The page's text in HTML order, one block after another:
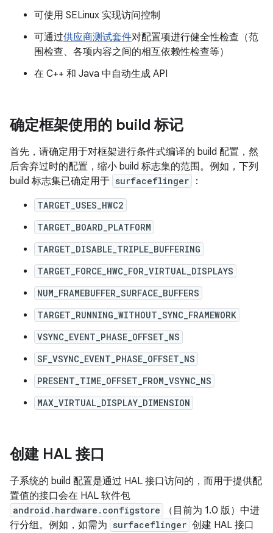
可使用 SELinux 实现访问控制
可通过供应商测试套件对配置项进行健全性检查（范
围检查、各项内容之间的相互依赖性检查等）
在 C++ 和 Java 中自动生成 API
确定框架使用的 build 标记
首先，请确定用于对框架进行条件式编译的 build 配置，然
后舍弃过时的配置，缩小 build 标志集的范围。例如，下列
build 标志集已确定用于 surfaceflinger ：
TARGET_USES_HWC2
TARGET_BOARD_PLATFORM
TARGET_DISABLE_TRIPLE_BUFFERING
TARGET_FORCE_HWC_FOR_VIRTUAL_DISPLAYS
NUM_FRAMEBUFFER_SURFACE_BUFFERS
TARGET_RUNNING_WITHOUT_SYNC_FRAMEWORK
VSYNC_EVENT_PHASE_OFFSET_NS
SF_VSYNC_EVENT_PHASE_OFFSET_NS
PRESENT_TIME_OFFSET_FROM_VSYNC_NS
MAX_VIRTUAL_DISPLAY_DIMENSION
创建 HAL 接口
子系统的 build 配置是通过 HAL 接口访问的，而用于提供配
置值的接口会在 HAL 软件包
android.hardware.configstore
（目前为 1.0 版）中进
行分组。例如，如需为 surfaceflinger 创建 HAL 接口